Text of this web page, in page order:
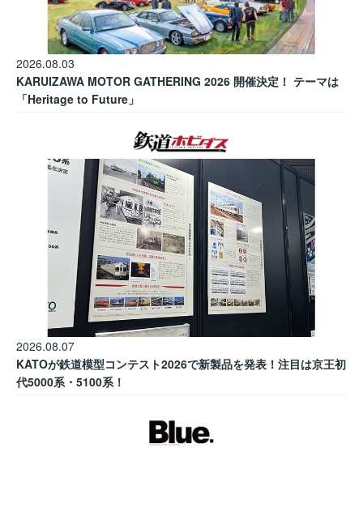
2026.08.03
KARUIZAWA MOTOR GATHERING 2026 開催決定！ テーマは
「Heritage to Future」
2026.08.07
KATOが鉄道模型コンテスト2026で新製品を発表！注目は京王初
代5000系・5100系！